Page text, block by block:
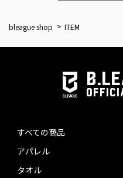
bleague shop ITEM
すべての商品
アパレル
タオル